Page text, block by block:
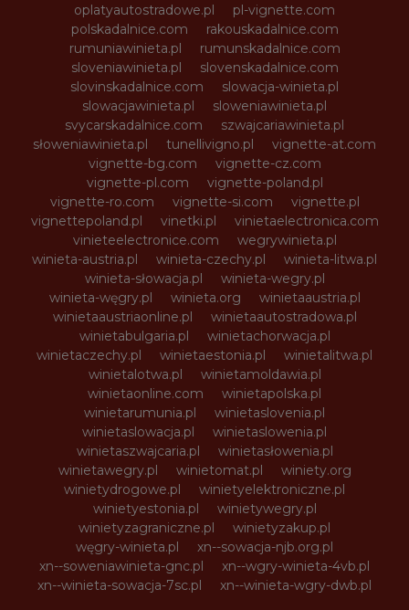
oplatyautostradowe.pl
pl-vignette.com
polskadalnice.com
rakouskadalnice.com
rumuniawinieta.pl
rumunskadalnice.com
sloveniawinieta.pl
slovenskadalnice.com
slovinskadalnice.com
slowacja-winieta.pl
slowacjawinieta.pl
sloweniawinieta.pl
svycarskadalnice.com
szwajcariawinieta.pl
słoweniawinieta.pl
tunellivigno.pl
vignette-at.com
vignette-bg.com
vignette-cz.com
vignette-pl.com
vignette-poland.pl
vignette-ro.com
vignette-si.com
vignette.pl
vignettepoland.pl
vinetki.pl
vinietaelectronica.com
vinieteelectronice.com
wegrywinieta.pl
winieta-austria.pl
winieta-czechy.pl
winieta-litwa.pl
winieta-słowacja.pl
winieta-wegry.pl
winieta-węgry.pl
winieta.org
winietaaustria.pl
winietaaustriaonline.pl
winietaautostradowa.pl
winietabulgaria.pl
winietachorwacja.pl
winietaczechy.pl
winietaestonia.pl
winietalitwa.pl
winietalotwa.pl
winietamoldawia.pl
winietaonline.com
winietapolska.pl
winietarumunia.pl
winietaslovenia.pl
winietaslowacja.pl
winietaslowenia.pl
winietaszwajcaria.pl
winietasłowenia.pl
winietawegry.pl
winietomat.pl
winiety.org
winietydrogowe.pl
winietyelektroniczne.pl
winietyestonia.pl
winietywegry.pl
winietyzagraniczne.pl
winietyzakup.pl
węgry-winieta.pl
xn--sowacja-njb.org.pl
xn--soweniawinieta-gnc.pl
xn--wgry-winieta-4vb.pl
xn--winieta-sowacja-7sc.pl
xn--winieta-wgry-dwb.pl